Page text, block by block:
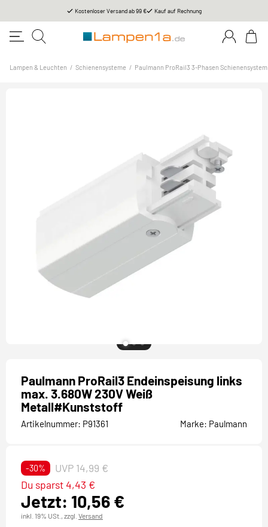
Kostenloser Versand ab 99 € Kauf auf Rechnung
Lampen & Leuchten / Schienensysteme / Paulmann ProRail3 3-Phasen Schienensystem
Paulmann ProRail3 Endeinspeisung links
max. 3.680W 230V Weiß
Metall#Kunststoff
Artikelnummer: P91361 Marke: Paulmann
-30% UVP 14,99 €
Jetzt: 10,56 €
Du sparst 4,43 €
inkl. 19% USt., zzgl. Versand